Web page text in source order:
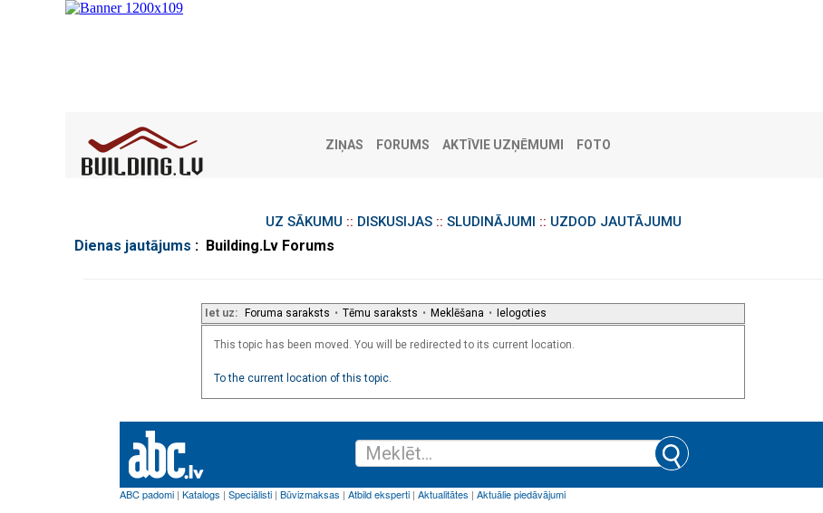
ZIŅAS FORUMS AKTĪVIE UZŅĒMUMI FOTO
UZ SĀKUMU :: DISKUSIJAS:: SLUDINĀJUMI :: UZDOD JAUTĀJUMU
Dienas jautājums : Building.Lv Forums
Iet uz: Foruma saraksts • Tēmu saraksts • Meklēšana • Ielogoties
This topic has been moved. You will be redirected to its current location.
To the current location of this topic.